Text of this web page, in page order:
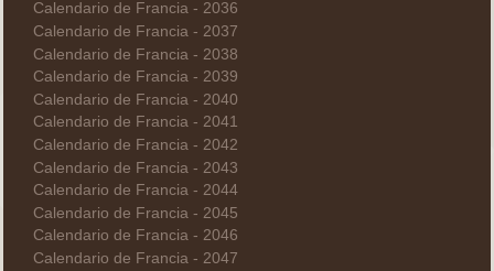
Calendario de Francia - 2036
Calendario de Francia - 2037
Calendario de Francia - 2038
Calendario de Francia - 2039
Calendario de Francia - 2040
Calendario de Francia - 2041
Calendario de Francia - 2042
Calendario de Francia - 2043
Calendario de Francia - 2044
Calendario de Francia - 2045
Calendario de Francia - 2046
Calendario de Francia - 2047